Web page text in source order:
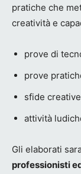
pratiche che
creatività e
prove di
prove
sfide
attività
Gli elaborati
professionisti